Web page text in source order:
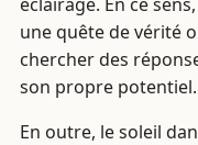
une quête de vérité
chercher des
son propre potentiel.
En outre, le soleil